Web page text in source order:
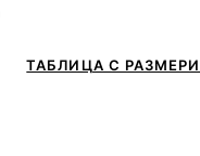
ТАБЛИЦА С РАЗМЕРИ